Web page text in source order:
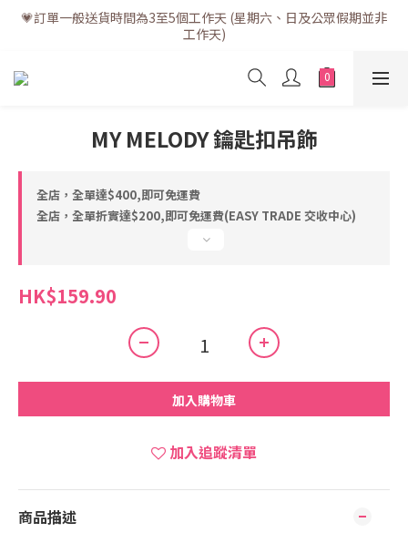
💗訂單一般送貨時間為3至5個工作天 (星期六、日及公眾假期並非
工作天)
💗訂單一般送貨時間為3至5個工作天 (星期六、日及公眾假期並非
工作天)
💗折實滿$400免運費 | 滿$200免自取點運費
💗立即下載全新會員APP享有專屬會員禮遇
💗訂單一般送貨時間為3至5個工作天 (星期六、日及公眾假期並非
工作天)
MY MELODY 鑰匙扣吊飾
全店，全單達$400,即可免運費
全店，全單折實達$200,即可免運費(EASY TRADE 交收中心)
HK$159.90
加入購物車
加入追蹤清單
商品描述